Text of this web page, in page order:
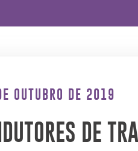
OUTUBRO DE 2019
DE